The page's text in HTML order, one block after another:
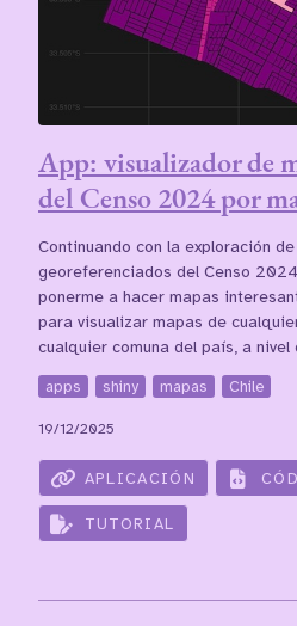
App: visualizador de
del Censo 2024 por
Continuando con la exploración
georeferenciados del Censo
ponerme a hacer mapas
para visualizar mapas de
cualquier comuna del país, a nivel
apps shiny mapas Chile
19/12/2025
APLICACIÓN
TUTORIAL